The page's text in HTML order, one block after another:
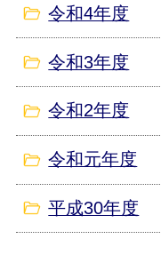
令和4年度
令和3年度
令和2年度
令和元年度
平成30年度